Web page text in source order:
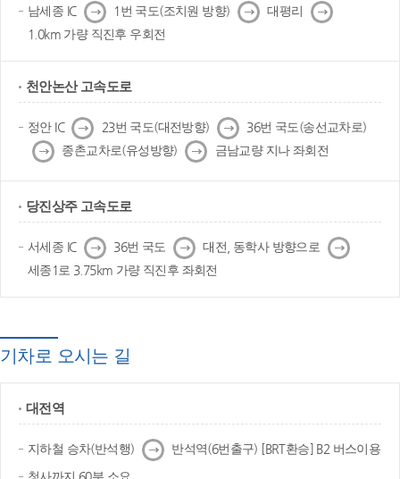
남세종 IC 다
음
1번 국도(조치원 방향) 다
음
대평리
다
음
1.0km 가량 직진후 우회전
천안논산 고속도로
정안 IC 다
음
23번 국도(대전방향) 다
음
36번 국도(송선교차로)
다
음
종촌교차로(유성방향) 다
음
금남교량 지나 좌회전
당진상주 고속도로
서세종 IC 다
음
36번 국도 다
음
대전, 동학사 방향으로 다
음
세종1로 3.75km 가량 직진후 좌회전
기차로 오시는 길
대전역
지하철 승차(반석행) 다
음
반석역(6번출구) [BRT환승] B2 버스이용